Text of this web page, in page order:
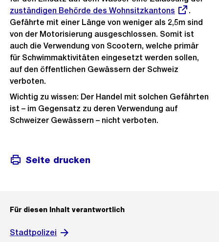
zuständigen Behörde des Wohnsitzkantons
.
Gefährte mit einer Länge von weniger als 2,5m sind
von der Motorisierung ausgeschlossen. Somit ist
auch die Verwendung von Scootern, welche primär
für Schwimmaktivitäten eingesetzt werden sollen,
auf den öffentlichen Gewässern der Schweiz
verboten.
Wichtig zu wissen: Der Handel mit solchen Gefährten
ist – im Gegensatz zu deren Verwendung auf
Schweizer Gewässern – nicht verboten.
Seite drucken
Für diesen Inhalt verantwortlich
Stadtpolizei